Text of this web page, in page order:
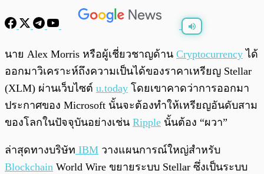
นาย Alex Morris หรือผู้เชี่ยวชาญด้าน Cryptocurrency ได้
ออกมาวิเคราะห์ถึงความเป็นได้ของราคาเหรียญ Stellar
(XLM) ผ่านเว็บไซต์ u.today โดยเขาคาดว่าการออกมา
ประกาศของ Microsoft นั้นจะต้องทำให้เหรียญอันดับสาม
ของโลกในปัจจุบันอย่างเช่น Ripple นั้นต้อง “ผวา”
ล่าสุดทางบริษัท IBM วางแผนการณ์ใหญ่สำหรับ
Blockchain World Wire ขยายระบบ Stellar ซึ่งเป็นระบบ